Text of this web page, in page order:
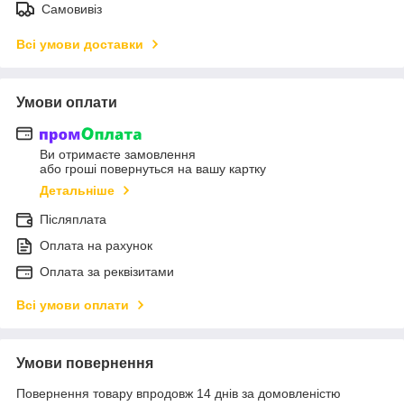
Самовивіз
Всі умови доставки
Умови оплати
Ви отримаєте замовлення
або гроші повернуться на вашу картку
Детальніше
Післяплата
Оплата на рахунок
Оплата за реквізитами
Всі умови оплати
Умови повернення
Повернення товару впродовж 14 днів за домовленістю